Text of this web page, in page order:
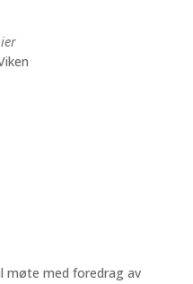
møte med foredrag av